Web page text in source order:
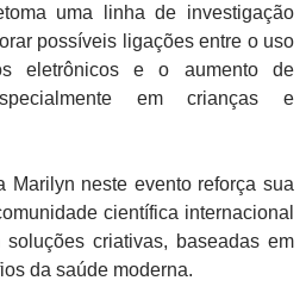
uma linha de investigação
possíveis ligações entre o uso
eletrônicos e o aumento de
em crianças e
Marilyn neste evento reforça sua
científica internacional
criativas, baseadas em
da saúde moderna.